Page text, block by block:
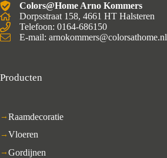
Colors@Home Arno Kommers
Dorpsstraat 158, 4661 HT Halsteren
Telefoon: 0164-686150
E-mail: arnokommers@colorsathome.nl
Producten
Raamdecoratie
Vloeren
Gordijnen